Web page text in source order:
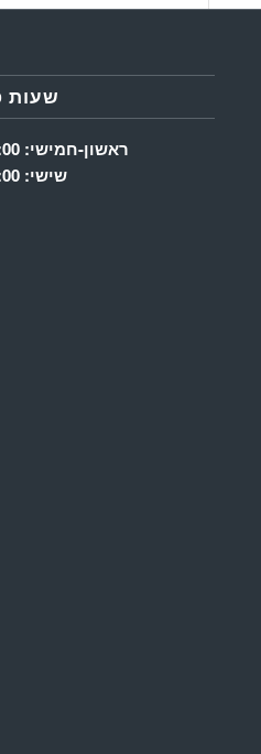
שעות
ראשון-חמישי: 8:00-19:00
שישי: 8:00-13:00